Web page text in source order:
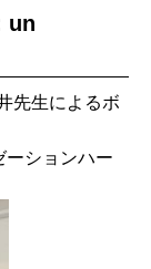
un
先生によるボ
ーションハー